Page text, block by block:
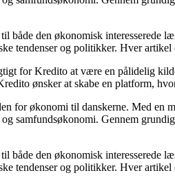
den økonomisk interesserede
tendenser og politikker. Hver
for Kredito at være en pålidelig
ønsker at skabe en platform,
for økonomi til danskerne. Med
samfundsøkonomi. Gennem
den økonomisk interesserede
tendenser og politikker. Hver